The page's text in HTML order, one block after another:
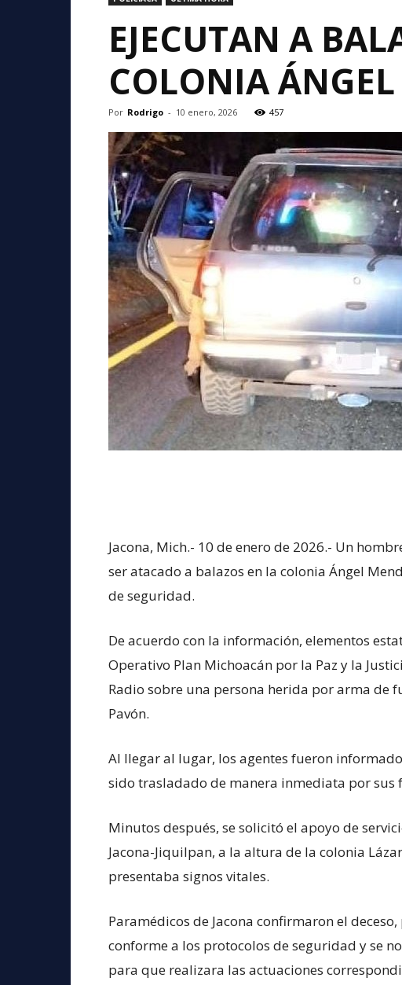
EJECUTAN A
COLONIA
Por Rodrigo - 10 enero, 2026 457
Jacona, Mich.- 10 de enero de 2026.- Un
ser atacado a balazos en la colonia Ángel
de seguridad.
De acuerdo con la información, elementos
Operativo Plan Michoacán por la Paz y la
Radio sobre una persona herida por arma de
Pavón.
Al llegar al lugar, los agentes fueron
sido trasladado de manera inmediata por
Minutos después, se solicitó el apoyo de
Jacona-Jiquilpan, a la altura de la colonia
presentaba signos vitales.
Paramédicos de Jacona confirmaron el
conforme a los protocolos de seguridad y se
para que realizara las actuaciones